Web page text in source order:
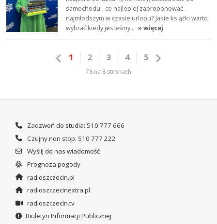
samochodu - co najlepiej zaproponować
najmłodszym w czasie urlopu? Jakie książki warto
wybrać kiedy jesteśmy… » więcej
1 2 3 4 5
78 na 8 stronach
Zadzwoń do studia: 510 777 666
Czujny non stop: 510 777 222
Wyślij do nas wiadomość
Prognoza pogody
radioszczecin.pl
radioszczecinextra.pl
radioszczecin.tv
Biuletyn Informacji Publicznej